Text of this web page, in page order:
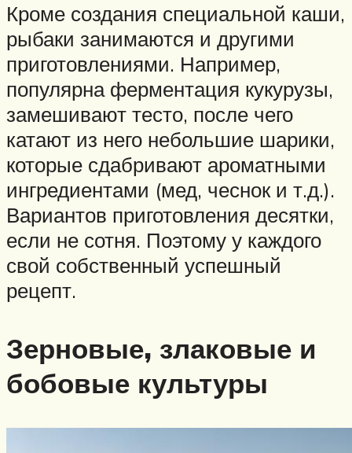
Кроме создания специальной каши,
рыбаки занимаются и другими
приготовлениями. Например,
популярна ферментация кукурузы,
замешивают тесто, после чего
катают из него небольшие шарики,
которые сдабривают ароматными
ингредиентами (мед, чеснок и т.д.).
Вариантов приготовления десятки,
если не сотня. Поэтому у каждого
свой собственный успешный
рецепт.
Зерновые, злаковые и
бобовые культуры